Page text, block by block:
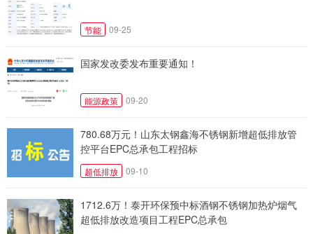
节能 09-25
国家发改委发布重要通知！
能源政策 09-20
780.68万元！山东太钢鑫海不锈钢新增超低排放管
控平台EPC总承包工程招标
超低排放 09-10
1712.6万！泰开环保预中标酒钢不锈钢加热炉烟气
超低排放改造项目工程EPC总承包